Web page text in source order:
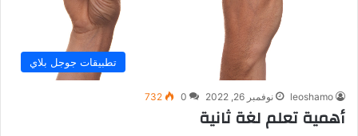
تطبيقات جوجل بلاي
leoshamo نوفمبر 26, 2022 0
732
أهمية تعلم لغة ثانية